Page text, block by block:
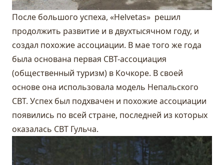
После большого успеха, «Helvetas» решил
продолжить развитие и в двухтысячном году, и
создал похожие ассоциации. В мае того же года
была основана первая CBT-ассоциация
(общественный туризм) в Кочкоре. В своей
основе она использовала модель Непальского
CBT. Успех был подхвачен и похожие ассоциации
появились по всей стране, последней из которых
оказалась CBT Гульча.